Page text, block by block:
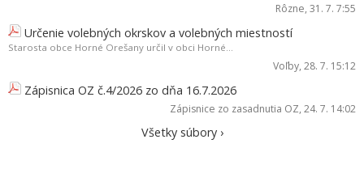
Rôzne, 31. 7. 7:55
Určenie volebných okrskov a volebných miestností
Starosta obce Horné Orešany určil v obci Horné...
Voľby, 28. 7. 15:12
Zápisnica OZ č.4/2026 zo dňa 16.7.2026
Zápisnice zo zasadnutia OZ, 24. 7. 14:02
Všetky súbory ›